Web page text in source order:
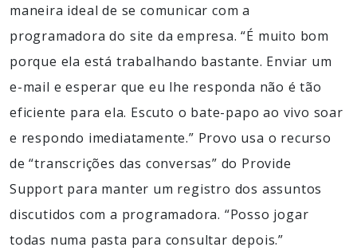
maneira ideal de se comunicar com a
programadora do site da empresa. “É muito bom
porque ela está trabalhando bastante. Enviar um
e-mail e esperar que eu lhe responda não é tão
eficiente para ela. Escuto o bate-papo ao vivo soar
e respondo imediatamente.” Provo usa o recurso
de “transcrições das conversas” do Provide
Support para manter um registro dos assuntos
discutidos com a programadora. “Posso jogar
todas numa pasta para consultar depois.”